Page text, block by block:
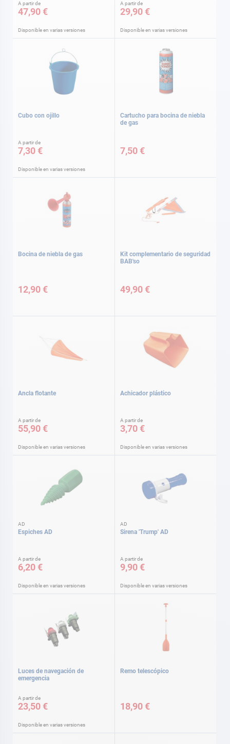
A partir de
47,90 €
Disponible en varias versiones
A partir de
29,90 €
Disponible en varias versiones
Cubo con ojillo
A partir de
7,30 €
Disponible en varias versiones
Cartucho para bocina de niebla
de gas
7,50 €
Bocina de niebla de gas
12,90 €
Kit complementario de seguridad
BAB'so
49,90 €
Ancla flotante
A partir de
55,90 €
Disponible en varias versiones
Achicador plástico
A partir de
3,70 €
Disponible en varias versiones
AD
Espiches AD
A partir de
6,20 €
Disponible en varias versiones
AD
Sirena 'Trump' AD
A partir de
9,90 €
Disponible en varias versiones
Luces de navegación de
emergencia
A partir de
23,50 €
Disponible en varias versiones
Remo telescópico
18,90 €